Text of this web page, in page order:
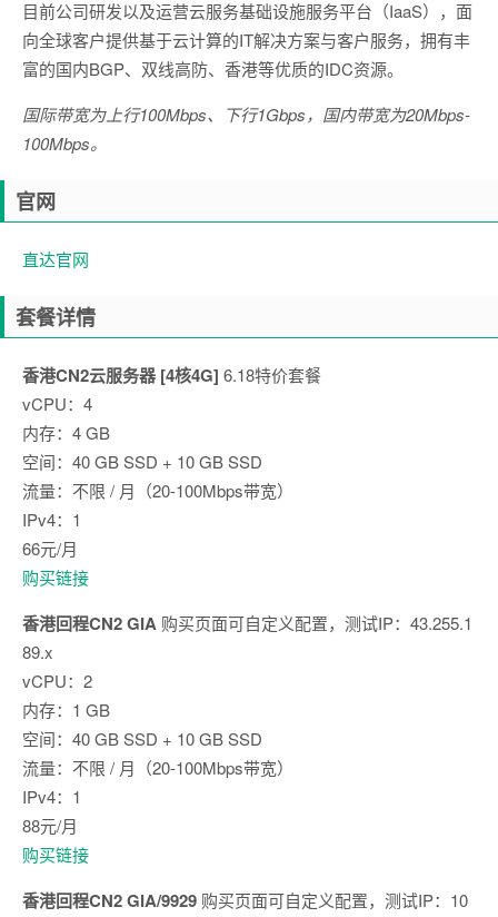
目前公司研发以及运营云服务基础设施服务平台（IaaS），面
向全球客户提供基于云计算的IT解决方案与客户服务，拥有丰
富的国内BGP、双线高防、香港等优质的IDC资源。
国际带宽为上行100Mbps、下行1Gbps，国内带宽为20Mbps-
100Mbps。
官网
直达官网
套餐详情
香港CN2云服务器 [4核4G] 6.18特价套餐
vCPU：4
内存：4 GB
空间：40 GB SSD + 10 GB SSD
流量：不限 / 月（20-100Mbps带宽）
IPv4：1
66元/月
购买链接
香港回程CN2 GIA 购买页面可自定义配置，测试IP：43.255.1
89.x
vCPU：2
内存：1 GB
空间：40 GB SSD + 10 GB SSD
流量：不限 / 月（20-100Mbps带宽）
IPv4：1
88元/月
购买链接
香港回程CN2 GIA/9929 购买页面可自定义配置，测试IP：10